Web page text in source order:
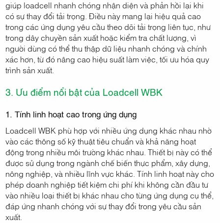
giúp loadcell nhanh chóng nhận diện và phản hồi lại khi
có sự thay đổi tải trọng. Điều này mang lại hiệu quả cao
trong các ứng dụng yêu cầu theo dõi tải trọng liên tục, như
trong dây chuyền sản xuất hoặc kiểm tra chất lượng, vì
người dùng có thể thu thập dữ liệu nhanh chóng và chính
xác hơn, từ đó nâng cao hiệu suất làm việc, tối ưu hóa quy
trình sản xuất.
3. Ưu điểm nổi bật của Loadcell WBK
1. Tính linh hoạt cao trong ứng dụng
Loadcell WBK phù hợp với nhiều ứng dụng khác nhau nhờ
vào các thông số kỹ thuật tiêu chuẩn và khả năng hoạt
động trong nhiều môi trường khác nhau. Thiết bị này có thể
được sử dụng trong ngành chế biến thực phẩm, xây dựng,
nông nghiệp, và nhiều lĩnh vực khác. Tính linh hoạt này cho
phép doanh nghiệp tiết kiệm chi phí khi không cần đầu tư
vào nhiều loại thiết bị khác nhau cho từng ứng dụng cụ thể,
đáp ứng nhanh chóng với sự thay đổi trong yêu cầu sản
xuất.